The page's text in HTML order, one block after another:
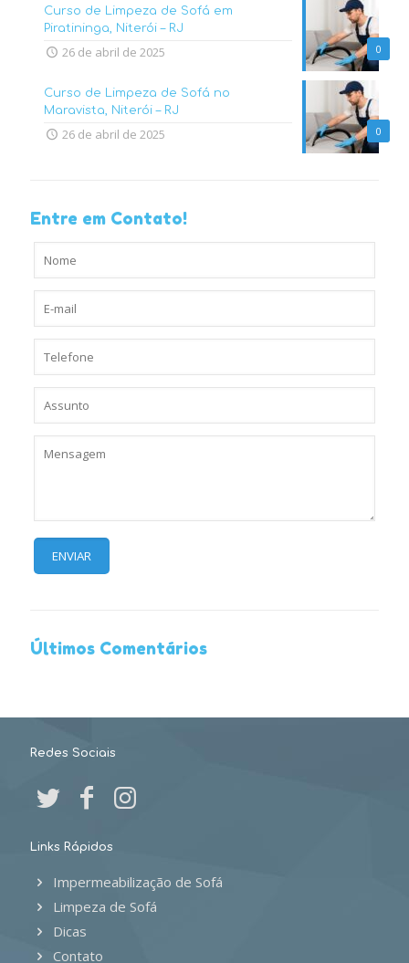
0
Curso de Limpeza de Sofá em
Piratininga, Niterói – RJ
26 de abril de 2025
0
Curso de Limpeza de Sofá no
Maravista, Niterói – RJ
26 de abril de 2025
Entre em Contato!
Últimos Comentários
Redes Sociais
Links Rápidos
Impermeabilização de Sofá
Limpeza de Sofá
Dicas
Contato